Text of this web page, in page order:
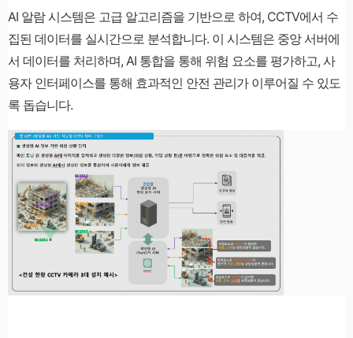
AI 알람 시스템은 고급 알고리즘을 기반으로 하여, CCTV에서 수
집된 데이터를 실시간으로 분석합니다. 이 시스템은 중앙 서버에
서 데이터를 처리하며, AI 통합을 통해 위험 요소를 평가하고, 사
용자 인터페이스를 통해 효과적인 안전 관리가 이루어질 수 있도
록 돕습니다.